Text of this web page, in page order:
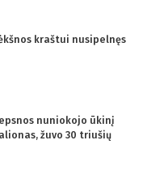
kraštui nusipelnęs
nuniokojo ūkinį
žuvo 30 triušių